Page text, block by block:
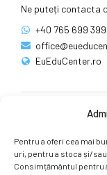
Pentru a oferi cea mai
uri, pentru a stoca și/
Consimțământul pentru
Ne puteți contacta
+40 765 699 399
EuEduCenter.ro
Ne puteți găsi și pe